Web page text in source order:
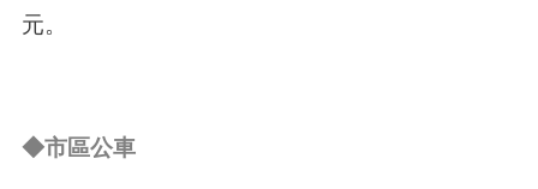
元。
◆市區公車